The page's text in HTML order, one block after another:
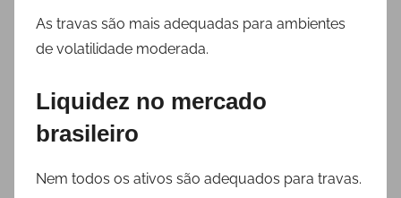
As travas são mais adequadas para ambientes
de volatilidade moderada.
Liquidez no mercado
brasileiro
Nem todos os ativos são adequados para travas.